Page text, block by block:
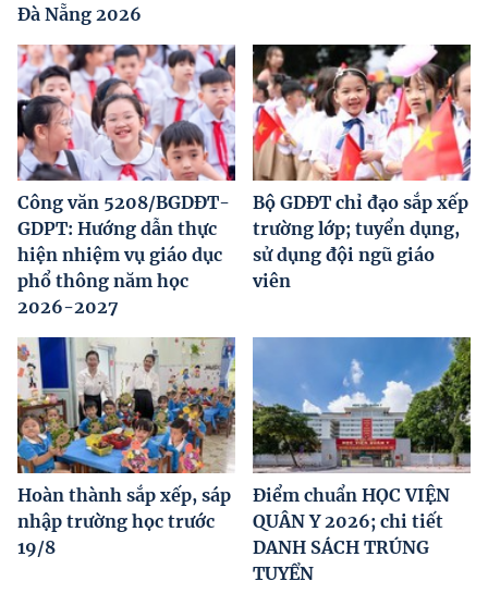
Đà Nẵng 2026
Công văn 5208/BGDĐT-
GDPT: Hướng dẫn thực
hiện nhiệm vụ giáo dục
phổ thông năm học
2026-2027
Bộ GDĐT chỉ đạo sắp xếp
trường lớp; tuyển dụng,
sử dụng đội ngũ giáo
viên
Hoàn thành sắp xếp, sáp
nhập trường học trước
19/8
Điểm chuẩn HỌC VIỆN
QUÂN Y 2026; chi tiết
DANH SÁCH TRÚNG
TUYỂN